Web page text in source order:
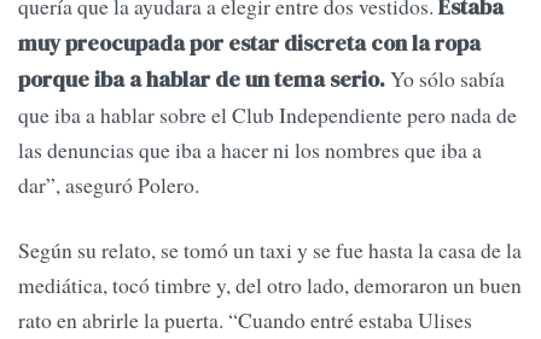
quería que la ayudara a elegir entre dos vestidos. Estaba
muy preocupada por estar discreta con la ropa
porque iba a hablar de un tema serio.Yo sólo sabía
que iba a hablar sobre el Club Independiente pero nada de
las denuncias que iba a hacer ni los nombres que iba a
dar”, aseguró Polero.
Según su relato, se tomó un taxi y se fue hasta la casa de la
mediática, tocó timbre y, del otro lado, demoraron un buen
rato en abrirle la puerta. “Cuando entré estaba Ulises